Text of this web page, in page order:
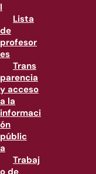
l
Lista
de
profesor
es
Trans
parencia
y acceso
a la
informaci
ón
públic
a
Trabaj
o de